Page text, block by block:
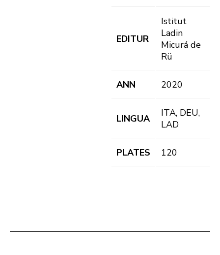
EDITUR
Istitut
Ladin
Micurá de
Rü
ANN 2020
LINGUA
ITA, DEU,
LAD
PLATES 120